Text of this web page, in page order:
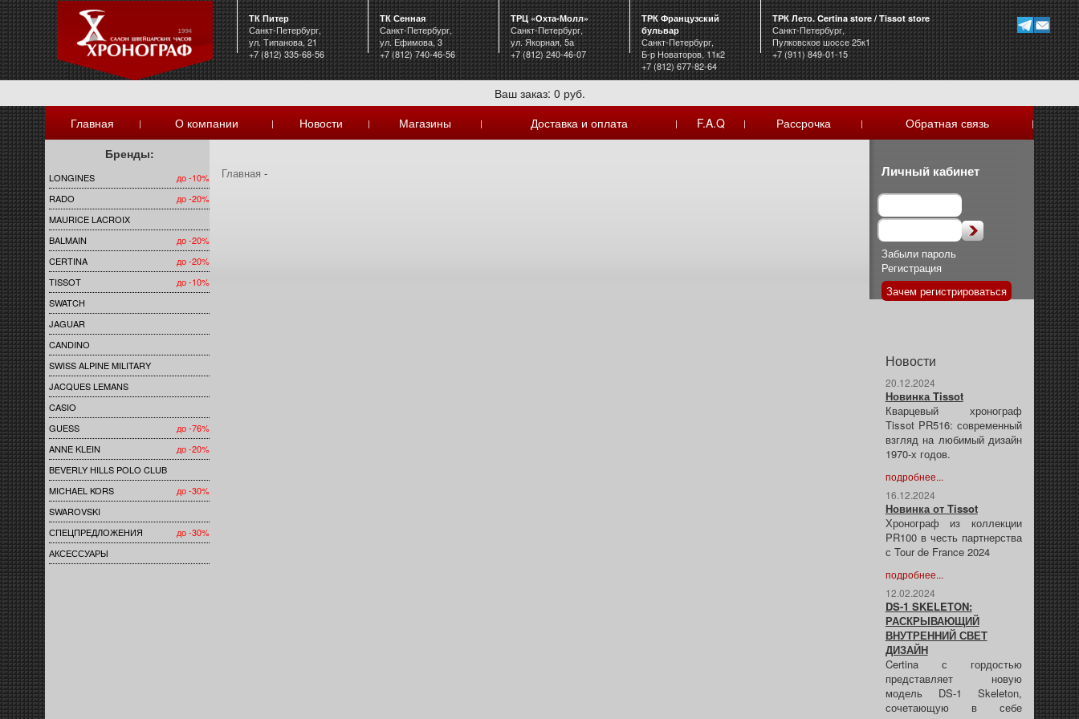
ТК Питер
Санкт-Петербург,
ул. Типанова, 21
+7 (812) 335-68-56
ТК Сенная
Санкт-Петербург,
ул. Ефимова, 3
+7 (812) 740-46-56
ТРЦ «Охта-Молл»
Санкт-Петербург,
ул. Якорная, 5а
+7 (812) 240-46-07
ТРК Французский
бульвар
Санкт-Петербург,
Б-р Новаторов, 11к2
+7 (812) 677-82-64
ТРК Лето. Certina store / Tissot store
Санкт-Петербург,
Пулковское шоссе 25к1
+7 (911) 849-01-15
Ваш заказ: 0 руб.
Главная
| О компании | Новости | Магазины | Доставка и оплата | F.A.Q | Рассрочка | Обратная связь |
Бренды:
LONGINES
до -10%
RADO
до -20%
MAURICE LACROIX
BALMAIN
до -20%
CERTINA
до -20%
TISSOT
до -10%
SWATCH
JAGUAR
CANDINO
SWISS ALPINE MILITARY
JACQUES LEMANS
CASIO
GUESS
до -76%
ANNE KLEIN
до -20%
BEVERLY HILLS POLO CLUB
MICHAEL KORS
до -30%
SWAROVSKI
СПЕЦПРЕДЛОЖЕНИЯ
до -30%
АКСЕССУАРЫ
Главная - Личный кабинет
Забыли пароль
Регистрация
Зачем регистрироваться
Новости
20.12.2024
Новинка Tissot
Кварцевый хронограф
Tissot PR516: современный
взгляд на любимый дизайн
1970-х годов.
подробнее...
16.12.2024
Новинка от Tissot
Хронограф из коллекции
PR100 в честь партнерства
с Tour de France 2024
подробнее...
12.02.2024
DS-1 SKELETON:
РАСКРЫВАЮЩИЙ
ВНУТРЕННИЙ СВЕТ
ДИЗАЙН
Certina с гордостью
представляет новую
модель DS-1 Skeleton,
сочетающую в себе